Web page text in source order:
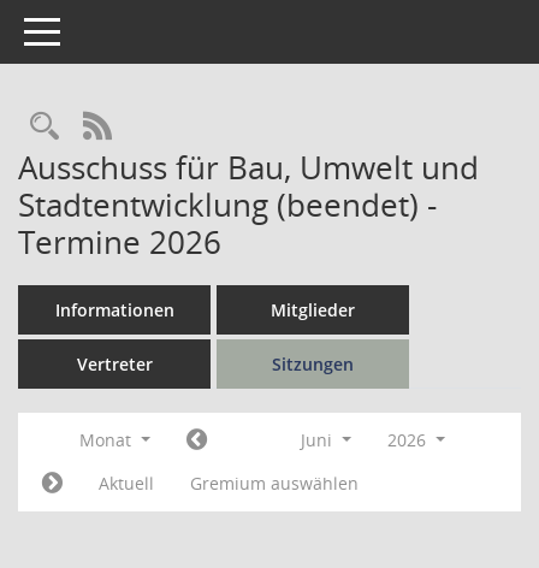
Toggle navigation
Rechercheauswahl
RSS-Feed
Ausschuss für Bau, Umwelt und
Stadtentwicklung (beendet) -
Termine 2026
Informationen Mitglieder
Vertreter Sitzungen
Monat Juni
2026
Aktuell
Gremium auswählen